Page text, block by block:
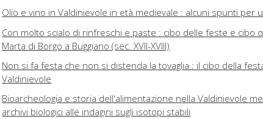
Olio e vino in Valdinievole in età medievale : alcuni spunti per
Con molto scialo di rinfreschi e paste : cibo delle feste e cibo
Marta di Borgo a Buggiano (sec. XVII-XVIII)
Non si fa festa che non si distenda la tovaglia : il cibo della
Valdinievole
Bioarcheologia e storia dell'alimentazione nella Valdinievole
archivi biologici alle indagini sugli isotopi stabili